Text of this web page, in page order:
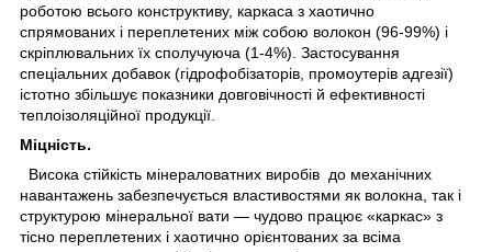
роботою всього конструктиву, каркаса з хаотично
спрямованих і переплетених між собою волокон (96-99%) і
скріплювальних їх сполучуюча (1-4%). Застосування
спеціальних добавок (гідрофобізаторів, промоутерів адгезії)
істотно збільшує показники довговічності й ефективності
теплоізоляційної продукції.
Міцність.
Висока стійкість мінераловатних виробів до механічних
навантажень забезпечується властивостями як волокна, так і
структурою мінеральної вати — чудово працює «каркас» з
тісно переплетених і хаотично орієнтованих за всіма